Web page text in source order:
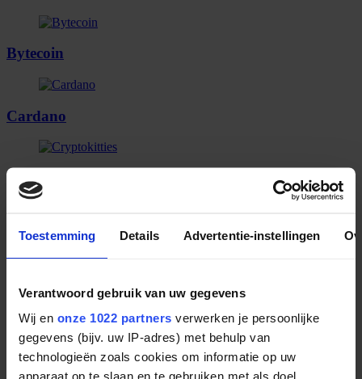
Toestemming Details Advertentie-instellingen
Verantwoord gebruik van uw gegevens
Wij en onze 1022 partners verwerken je persoonlijke
gegevens (bijv. uw IP-adres) met behulp van
technologieën zoals cookies om informatie op uw
apparaat op te slaan en te gebruiken met als doel
Bytecoin
Cardano
CryptoKitties
Dash
Decred